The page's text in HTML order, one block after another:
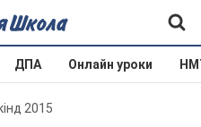
ДПА Онлайн уроки
2015